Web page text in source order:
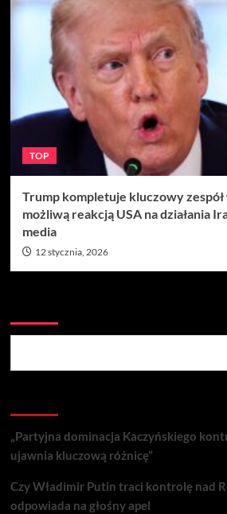
TOP
Trump kompletuje kluczowy zespół
możliwą reakcją USA na działania
media
12 stycznia, 2026
„Partyjna dominacja Kaczyńskiego
ujawnia kluczową różnicę”
Czy Władimir Putin traci kontrolę nad
odpowiada na głośny apel